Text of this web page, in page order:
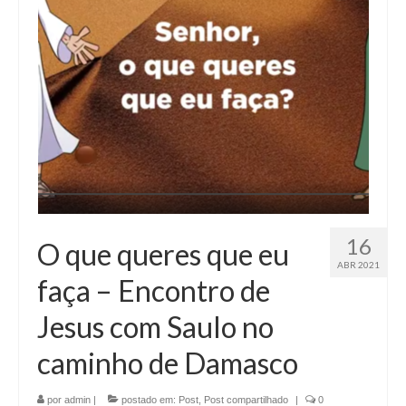
16
ABR 2021
O que queres que eu
faça – Encontro de
Jesus com Saulo no
caminho de Damasco
por admin | postado em: Post Post compartilhado | 0